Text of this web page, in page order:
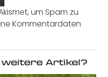
um Spam zu
Kommentardaten
Artikel?